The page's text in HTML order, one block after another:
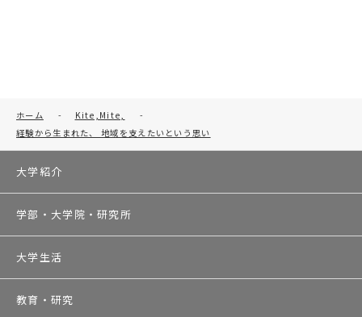
ホーム - Kite,Mite,
-
経験から生まれた、 地域を支えたいという思い
大学紹介
学部・大学院・研究所
大学生活
教育・研究